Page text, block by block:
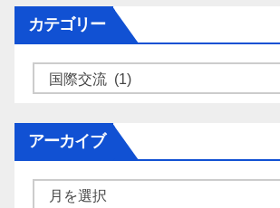
カテゴリー
ー
アーカイブ